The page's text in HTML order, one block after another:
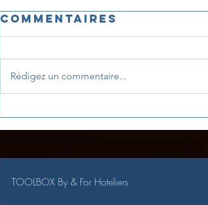
Recrutement,
financier,
ventes
directes,... des
sujets
Commentaires
Rédigez un commentaire...
TOOLBOX By & For Hoteliers